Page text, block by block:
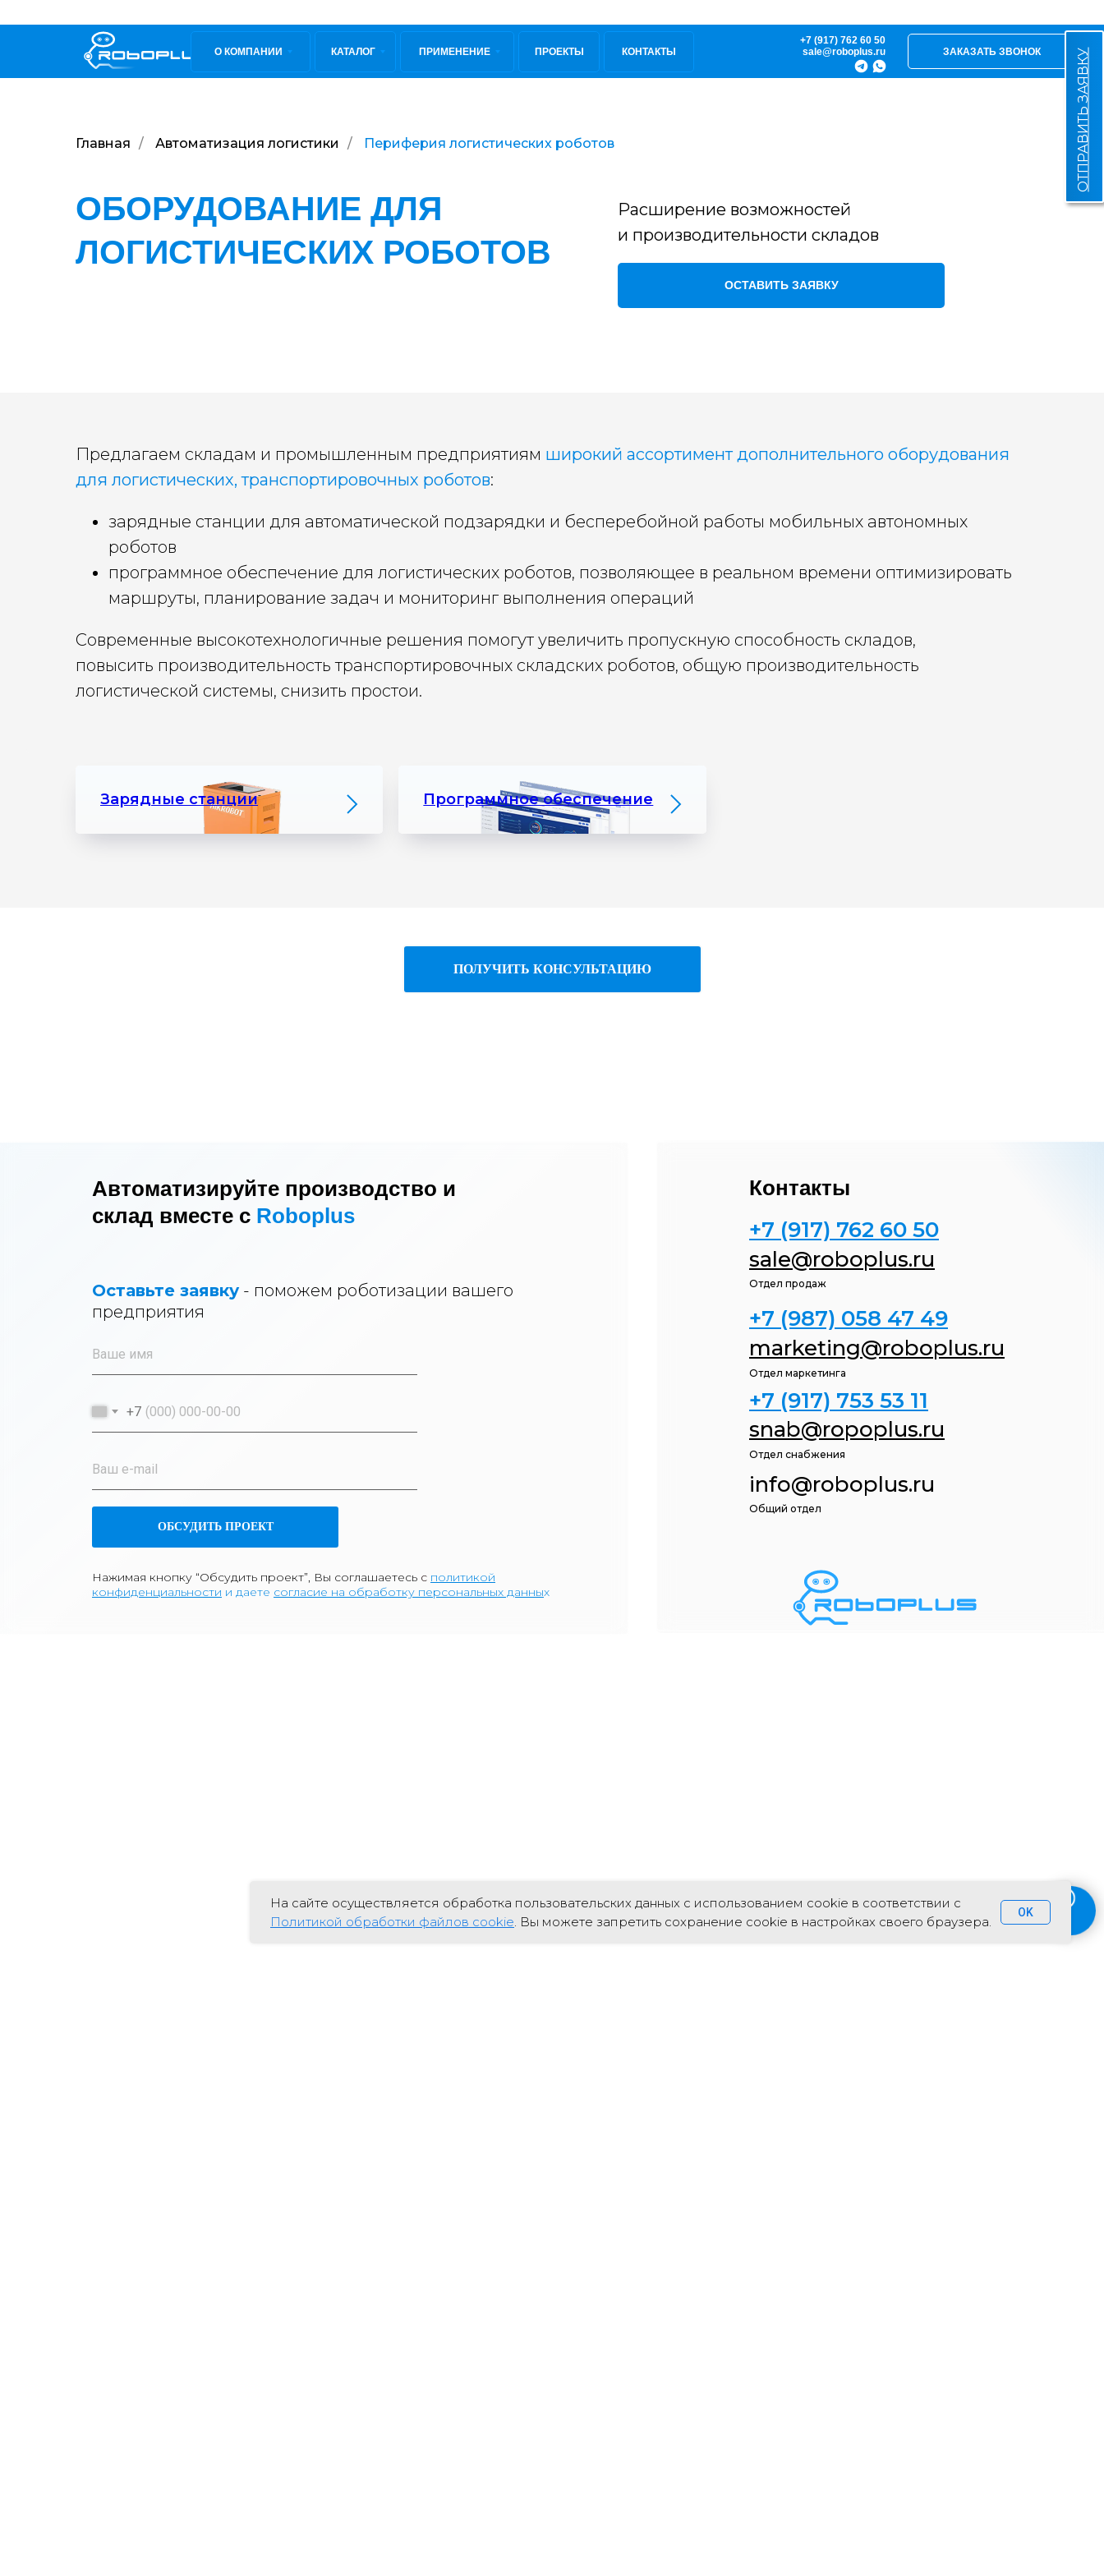
+7 (917) 762 60 50
sale@roboplus.ru
ЗАКАЗАТЬ ЗВОНОК
О КОМПАНИИ КАТАЛОГ ПРОЕКТЫ КОНТАКТЫ
ПРИМЕНЕНИЕ ОТПРАВИТЬ ЗАЯВКУ
Главная / Автоматизация логистики / Периферия логистических роботов
ОБОРУДОВАНИЕ ДЛЯ
ЛОГИСТИЧЕСКИХ РОБОТОВ
ОСТАВИТЬ ЗАЯВКУ
Расширение возможностей
и производительности складов
Предлагаем складам и промышленным предприятиям широкий ассортимент дополнительного оборудования
для логистических, транспортировочных роботов:
зарядные станции для автоматической подзарядки и бесперебойной работы мобильных автономных
роботов
программное обеспечение для логистических роботов, позволяющее в реальном времени оптимизировать
маршруты, планирование задач и мониторинг выполнения операций
Современные высокотехнологичные решения помогут увеличить пропускную способность складов,
повысить производительность транспортировочных складских роботов, общую производительность
логистической системы, снизить простои.
Зарядные станции Программное обеспечение
ПОЛУЧИТЬ КОНСУЛЬТАЦИЮ
Автоматизируйте производство и
склад вместе с Roboplus
+7
ОБСУДИТЬ ПРОЕКТ
Оставьте заявку - поможем роботизации вашего
предприятия
Нажимая кнопку “Обсудить проект”, Вы соглашаетесь с политикой
конфиденциальности и даете согласие на обработку персональных данных
+7 (917) 762 60 50
+7 (987) 058 47 49
+7 (917) 753 53 11
sale@roboplus.ru
marketing@roboplus.ru
snab@ropoplus.ru
info@roboplus.ru
Контакты
Отдел маркетинга
Общий отдел
Отдел снабжения
Отдел продаж
На сайте осуществляется обработка пользовательских данных с использованием cookie в соответствии с
Политикой обработки файлов cookie. Вы можете запретить сохранение cookie в настройках своего браузера.
OK